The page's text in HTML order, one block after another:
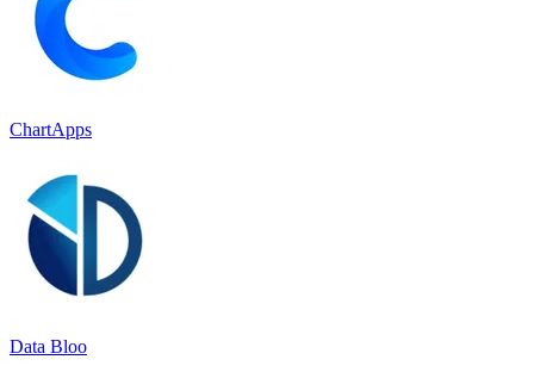
ChartApps
Data Bloo